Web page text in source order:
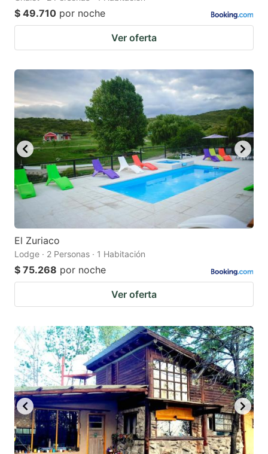
$ 49.710 por noche
Ver oferta
El Zuriaco
Lodge · 2 Personas · 1 Habitación
$ 75.268 por noche
Ver oferta